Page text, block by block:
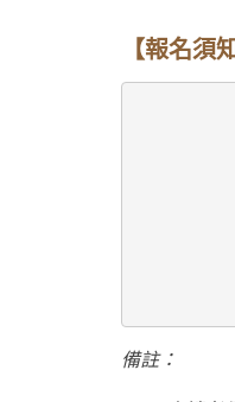
【報名須
備註：